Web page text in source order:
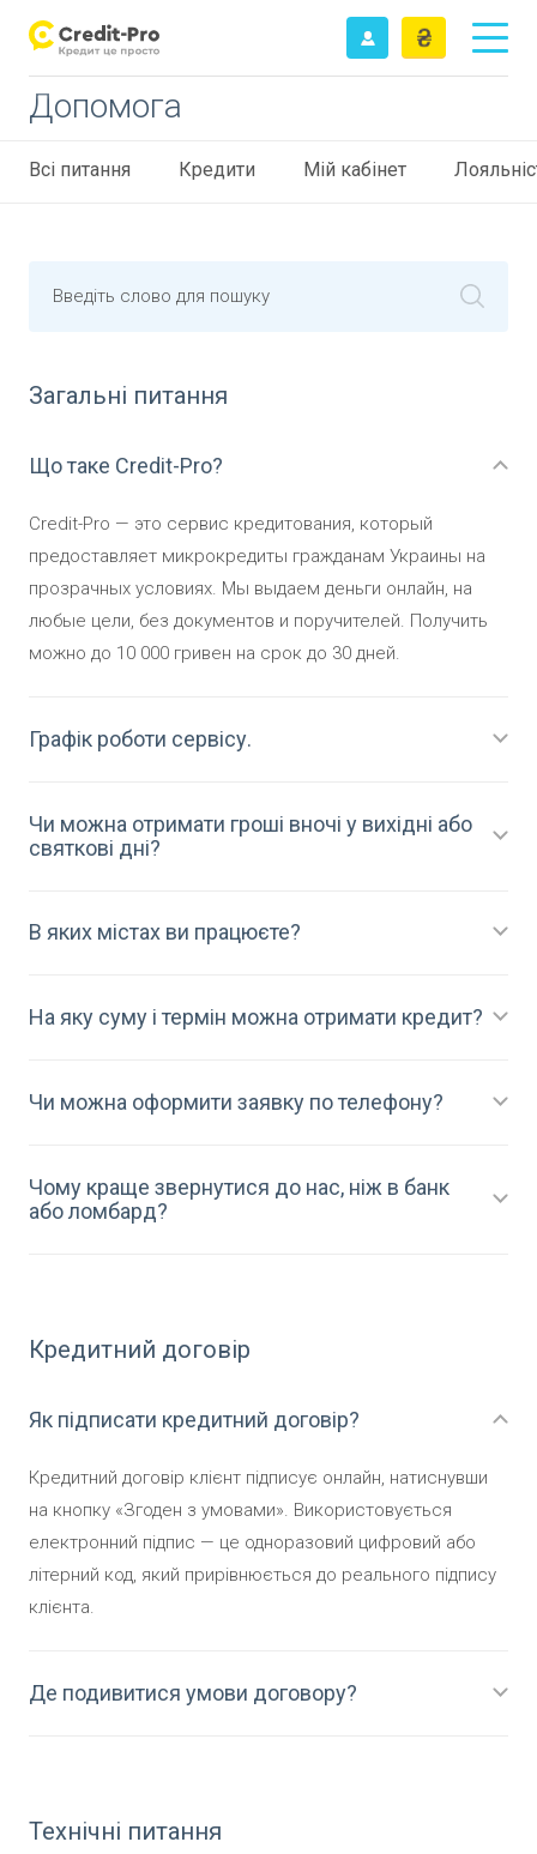
Допомога
Всі питання Кредити Мій кабінет
Введіть слово для пошуку
Загальні питання
Що таке Credit-Pro?
Credit-Pro — это сервис кредитования, который
предоставляет микрокредиты гражданам Украины на
прозрачных условиях. Мы выдаем деньги онлайн, на
любые цели, без документов и поручителей. Получить
можно до 10 000 гривен на срок до 30 дней.
Графік роботи сервісу.
Чи можна отримати гроші вночі у вихідні або
святкові дні?
В яких містах ви працюєте?
На яку суму і термін можна отримати кредит?
Чи можна оформити заявку по телефону?
Чому краще звернутися до нас, ніж в банк
або ломбард?
Кредитний договір
Як підписати кредитний договір?
Кредитний договір клієнт підписує онлайн, натиснувши
на кнопку «Згоден з умовами». Використовується
електронний підпис — це одноразовий цифровий або
літерний код, який прирівнюється до реального підпису
клієнта.
Де подивитися умови договору?
Технічні питання